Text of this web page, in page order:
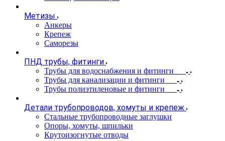
Метизы
Анкеры
Крепеж
Саморезы
ПНД трубы, фитинги
Трубы для водоснабжения и фитинги
Трубы для канализации и фитинги
Трубы полиэтиленовые и фитинги
Детали трубопроводов, хомуты и крепеж
Стальные трубопроводные заглушки
Опоры, хомуты, шпильки
Крутоизогнутые отводы